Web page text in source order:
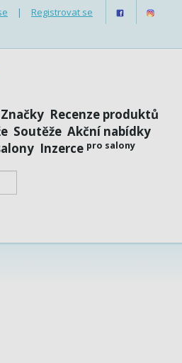
| Registrovat se
Značky Recenze produktů
Soutěže Akční nabídky
Inzerce pro salony